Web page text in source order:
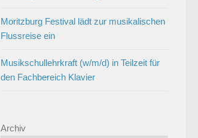
Moritzburg Festival lädt zur musikalischen
Flussreise ein
Musikschullehrkraft (w/m/d) in Teilzeit für
den Fachbereich Klavier
Archiv